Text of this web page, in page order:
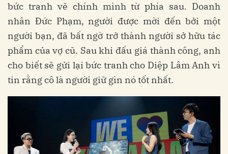
bức tranh vẽ chính mình từ phía sau. Doanh
nhân Đức Phạm, người được mời đến bởi một
người bạn, đã bất ngờ trở thành người sở hữu tác
phẩm của vợ cũ. Sau khi đấu giá thành công, anh
cho biết sẽ gửi lại bức tranh cho Diệp Lâm Anh vì
tin rằng cô là người giữ gìn nó tốt nhất.